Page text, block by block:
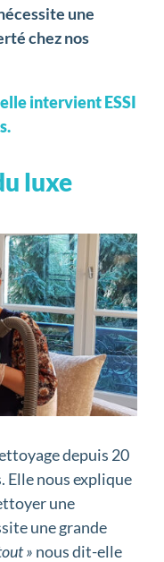
une
chez nos
intervient ESSI
luxe
depuis 20
Elle nous explique
une
une grande
» nous dit-elle